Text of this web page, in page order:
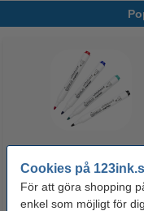
Cookies på
För att göra shopping
enkel som möjligt för
Whiteboardpenna
123ink | sorterade färger